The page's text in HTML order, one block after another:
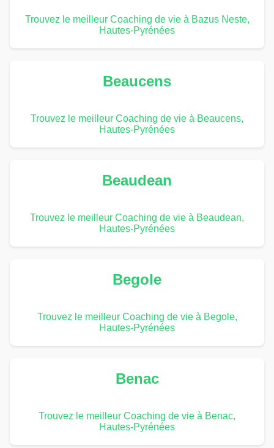
Trouvez le meilleur Coaching de vie à Bazus Neste,
Hautes-Pyrénées
Beaucens
Trouvez le meilleur Coaching de vie à Beaucens,
Hautes-Pyrénées
Beaudean
Trouvez le meilleur Coaching de vie à Beaudean,
Hautes-Pyrénées
Begole
Trouvez le meilleur Coaching de vie à Begole,
Hautes-Pyrénées
Benac
Trouvez le meilleur Coaching de vie à Benac,
Hautes-Pyrénées